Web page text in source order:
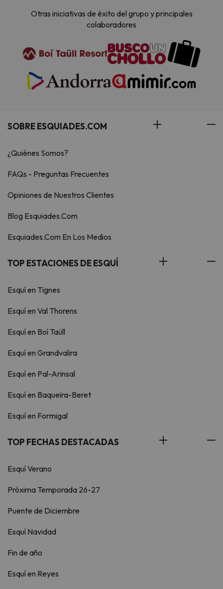
Otras iniciativas de éxito del grupo y principales
colaboradores
SOBRE ESQUIADES.COM
¿Quiénes Somos?
FAQs - Preguntas Frecuentes
Opiniones de Nuestros Clientes
Blog Esquiades.Com
Esquiades.Com En Los Medios
TOP ESTACIONES DE ESQUÍ
Esquí en Tignes
Esquí en Val Thorens
Esquí en Boí Taüll
Esquí en Grandvalira
Esquí en Pal-Arinsal
Esquí en Baqueira-Beret
Esquí en Formigal
TOP FECHAS DESTACADAS
Esquí Verano
Próxima Temporada 26-27
Puente de Diciembre
Esquí Navidad
Fin de año
Esquí en Reyes